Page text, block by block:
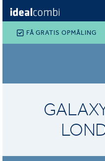
FÅ GRATIS OPMÅLING